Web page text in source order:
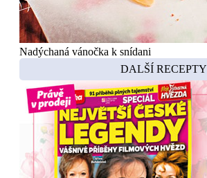
Nadýchaná vánočka k snídani
DALŠÍ RECEPTY